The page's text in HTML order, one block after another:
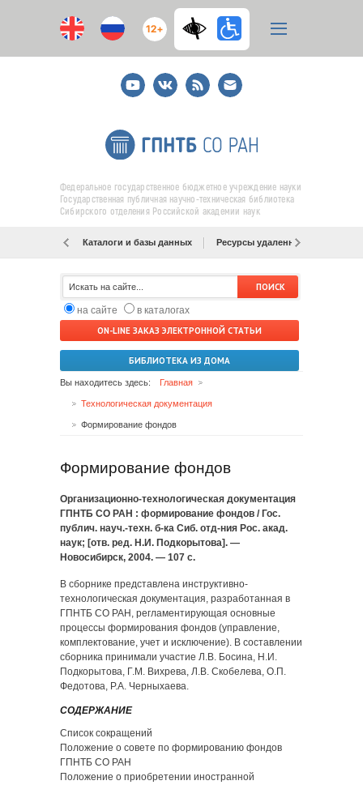
12+
YoutubeВКонтакте
RSS
E-
mail
подписка
Федеральное государственное бюджетное учреждение науки
Государственная публичная научно-техническая библиотека
Сибирского отделения Российской академии наук
Каталоги и базы данных Ресурсы удаленного доступа
на сайте
в каталогах
ON-LINE ЗАКАЗ ЭЛЕКТРОННОЙ СТАТЬИ
БИБЛИОТЕКА ИЗ ДОМА
Вы находитесь здесь: Главная
Технологическая документация
Формирование фондов
Формирование фондов
Организационно-технологическая документация
ГПНТБ СО РАН : формирование фондов / Гос.
публич. науч.-техн. б-ка Сиб. отд-ния Рос. акад.
наук; [отв. ред. Н.И. Подкорытова]. —
Новосибирск, 2004. — 107 с.
В сборнике представлена инструктивно-
технологическая документация, разработанная в
ГПНТБ СО РАН, регламентирующая основные
процессы формирования фондов (управление,
комплектование, учет и исключение). В составлении
сборника принимали участие Л.В. Босина, Н.И.
Подкорытова, Г.М. Вихрева, Л.В. Скобелева, О.П.
Федотова, Р.А. Черныхаева.
СОДЕРЖАНИЕ
Список сокращений
Положение о совете по формированию фондов
ГПНТБ СО РАН
Положение о приобретении иностранной